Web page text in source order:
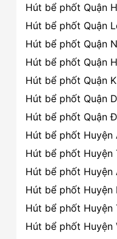
Hút bể phốt Quận
Hút bể phốt Quận
Hút bể phốt Quận
Hút bể phốt Quận
Hút bể phốt Quận
Hút bể phốt Quận
Hút bể phốt Quận
Hút bể phốt Huyện
Hút bể phốt Huyện
Hút bể phốt Huyện
Hút bể phốt Huyện
Hút bể phốt Huyện
Hút bể phốt Huyện